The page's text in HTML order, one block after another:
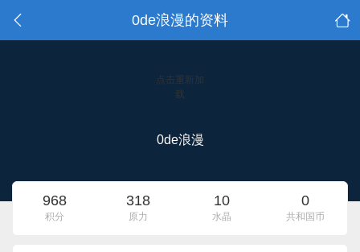
0de浪漫的资料
点击重新加
载
0de浪漫
968
积分
318
原力
10
水晶
0
共和国币